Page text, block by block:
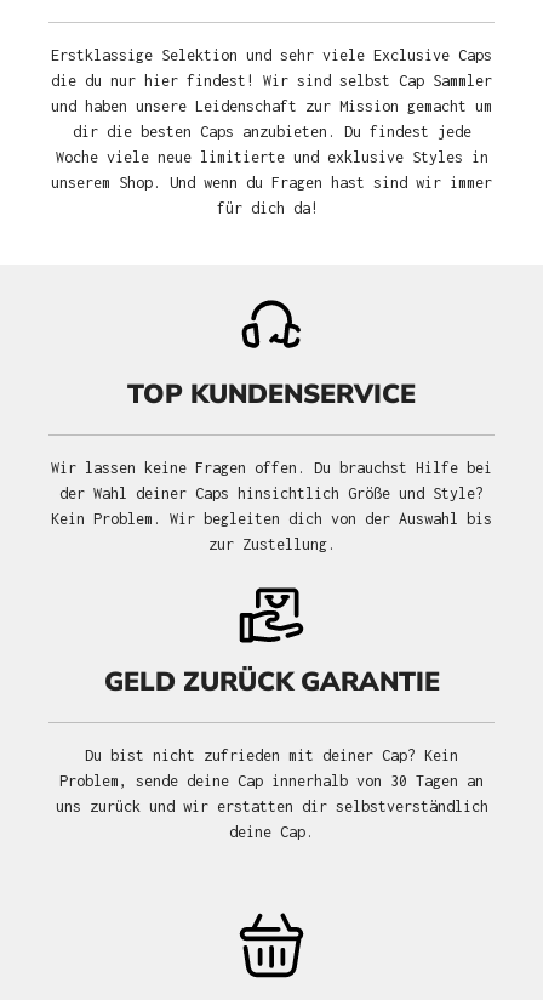
Erstklassige Selektion und sehr viele Exclusive Caps
die du nur hier findest! Wir sind selbst Cap Sammler
und haben unsere Leidenschaft zur Mission gemacht um
dir die besten Caps anzubieten. Du findest jede
Woche viele neue limitierte und exklusive Styles in
unserem Shop. Und wenn du Fragen hast sind wir immer
für dich da!
TOP KUNDENSERVICE
Wir lassen keine Fragen offen. Du brauchst Hilfe bei
der Wahl deiner Caps hinsichtlich Größe und Style?
Kein Problem. Wir begleiten dich von der Auswahl bis
zur Zustellung.
GELD ZURÜCK GARANTIE
Du bist nicht zufrieden mit deiner Cap? Kein
Problem, sende deine Cap innerhalb von 30 Tagen an
uns zurück und wir erstatten dir selbstverständlich
deine Cap.